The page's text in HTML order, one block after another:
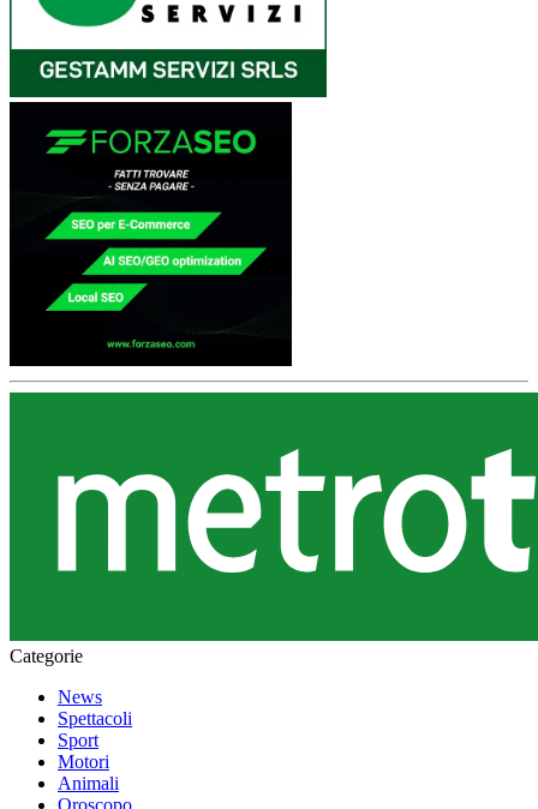
Categorie
News
Spettacoli
Sport
Motori
Animali